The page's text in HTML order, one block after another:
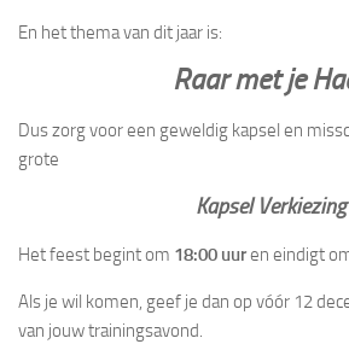
En het thema van dit jaar is:
Raar met je
Dus zorg voor een geweldig kapsel en
grote
Kapsel Verkiezing
Het feest begint om 18:00 uuren eindigt
Als je wil komen, geef je dan op vóór 12
van jouw trainingsavond.